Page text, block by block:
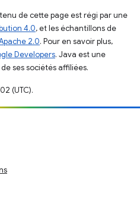
de cette page est régi par une
4.0, et les échantillons de
2.0. Pour en savoir plus,
Developers. Java est une
ses sociétés affiliées.
(UTC).